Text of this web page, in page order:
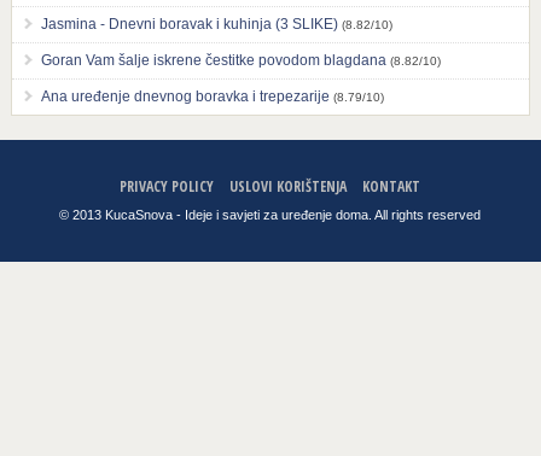
Jasmina - Dnevni boravak i kuhinja (3 SLIKE) (8.82/10)
Goran Vam šalje iskrene čestitke povodom blagdana (8.82/10)
Ana uređenje dnevnog boravka i trepezarije (8.79/10)
PRIVACY POLICY USLOVI KORIŠTENJA KONTAKT
© 2013 KucaSnova - Ideje i savjeti za uređenje doma. All rights reserved